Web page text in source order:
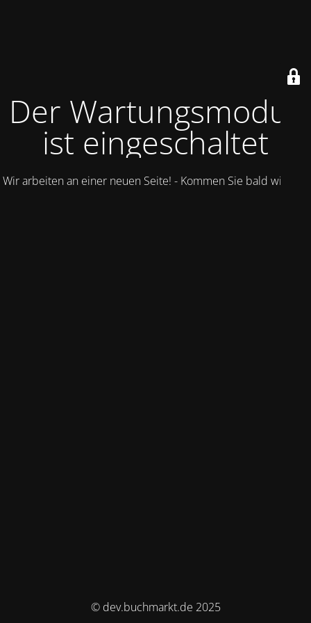
Der Wartungsmodus
ist eingeschaltet
Wir arbeiten an einer neuen Seite! - Kommen Sie bald wieder.
© dev.buchmarkt.de 2025